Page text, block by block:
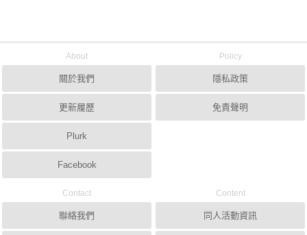
About
關於我們
更新履歷
Plurk
Facebook
Policy
隱私政策
免責聲明
Contact
聯絡我們
Content
同人活動資訊